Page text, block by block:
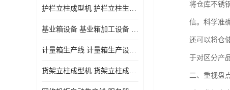
护栏立柱成型机 护栏立柱生产设备 护栏立柱生产线
基业箱设备 基业箱加工设备 基业箱制作设备
计量箱生产线 计量箱生产设备 电网计量箱加工设备
货架立柱成型机 货架立柱成型设备 货架立柱生产设备
将仓库不锈
信。科学准
还可以将仓
于对区分产
二、重视盘